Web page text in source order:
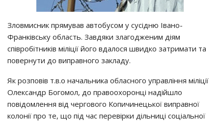
Зловмисник прямував автобусом у сусідню Івано-
Франківську область. Завдяки злагодженим діям
співробітників міліції його вдалося швидко затримати та
повернути до виправного закладу.
Як розповів т.в.о начальника обласного управління міліції
Олександр Богомол, до правоохоронці надійшло
повідомлення від чергового Копичинецької виправної
колонії про те, що під час перевірки дільниці соціальної